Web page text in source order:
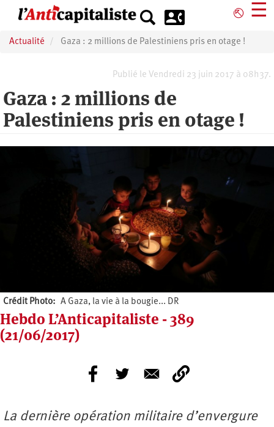
principal
⎋ ☰
Actualité Gaza : 2 millions de Palestiniens pris en otage !
Publié le Vendredi 23 juin 2017 à 08h37.
Gaza : 2 millions de
Palestiniens pris en otage !
Crédit Photo A Gaza, la vie à la bougie... DR
Hebdo L’Anticapitaliste - 389
(21/06/2017)
La dernière opération militaire d’envergure